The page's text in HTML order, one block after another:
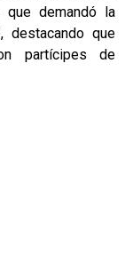
demandó la
destacando que
partícipes de